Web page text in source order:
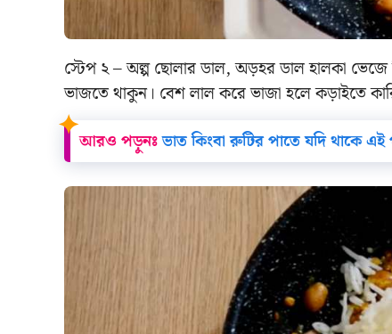
স্টেপ ২ – অল্প ছোলার ডাল, অড়হর ডাল হালকা ভেজে
ভাজতে থাকুন। বেশ লাল করে ভাজা হলে কড়াইতে
আরও পড়ুনঃভাত কিংবা রুটির পাতে যদি থাকে